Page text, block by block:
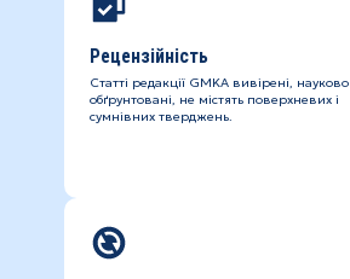
Рецензійність
Статті редакції GMKA вивірені, науково
обґрунтовані, не містять поверхневих і
сумнівних тверджень.